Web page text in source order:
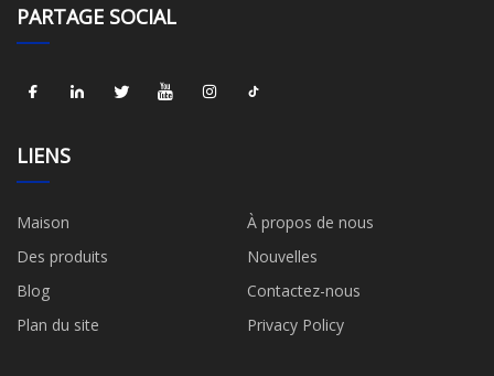
PARTAGE SOCIAL
LIENS
Maison
À propos de nous
Des produits
Nouvelles
Blog
Contactez-nous
Plan du site
Privacy Policy